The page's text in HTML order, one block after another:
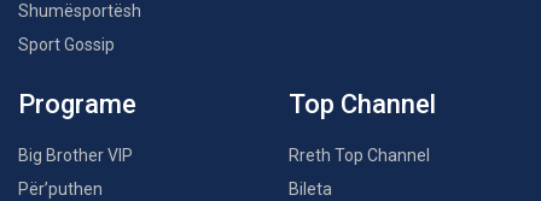
Shumësportësh
Sport Gossip
Programe
Big Brother VIP
Për’puthen
Top Channel
Rreth Top Channel
Bileta